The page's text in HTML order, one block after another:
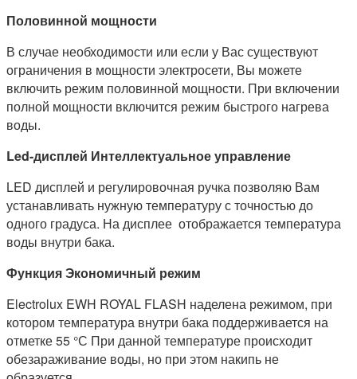
Половинной мощности
В случае необходимости или если у Вас существуют
ограничения в мощности электросети, Вы можете
включить режим половинной мощности. При включении
полной мощности включится режим быстрого нагрева
воды.
Led-дисплей Интеллектуальное управление
LED дисплей и регулировочная ручка позволяю Вам
устанавливать нужную температуру с точностью до
одного градуса. На дисплее отображается температура
воды внутри бака.
Функция Экономичный режим
Electrolux EWH ROYAL FLASH наделена режимом, при
котором температура внутри бака поддерживается на
отметке 55 °С При данной температуре происходит
обезараживание воды, но при этом накипь не